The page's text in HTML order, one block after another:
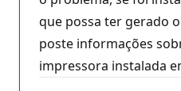
que possa ter gerado
poste informações
impressora instalada